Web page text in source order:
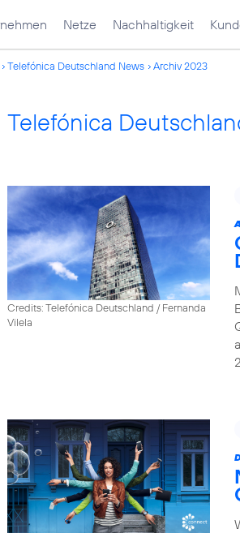
Netze Nachhaltigkeit
Telefónica Deutschland News Archiv 2023
Telefónica
Credits: Telefónica Deutschland / Fernanda
Vilela